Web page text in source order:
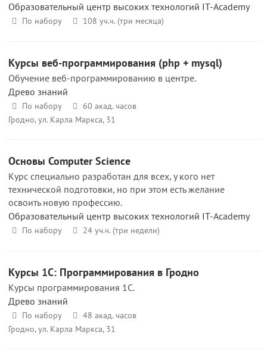
Образовательный центр высоких технологий IT-Academy
По набору 108 уч.ч. (три месяца)
Курсы веб-программирования (php + mysql)
Обучение веб-программированию в центре.
Древо знаний
По набору
60 акад. часов
Гродно, ул. Карла Маркса, 31
Основы Computer Science
Курс специально разработан для всех, у кого нет
технической подготовки, но при этом есть желание
освоить новую профессию.
Образовательный центр высоких технологий IT-Academy
По набору 24 уч.ч. (три недели)
Курсы 1С: Программирования в Гродно
Курсы программирования 1С.
Древо знаний
По набору
48 акад. часов
Гродно, ул. Карла Маркса, 31